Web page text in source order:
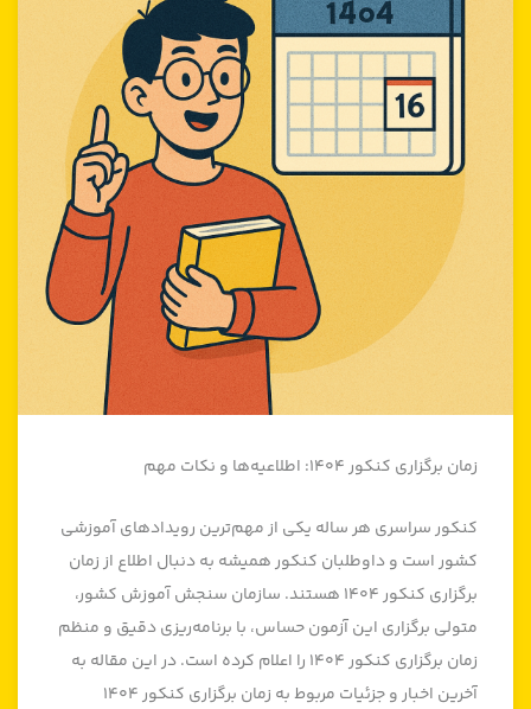
زمان برگزاری کنکور ۱۴۰۴: اطلاعیه‌ها و نکات مهم
کنکور سراسری هر ساله یکی از مهم‌ترین رویدادهای آموزشی
کشور است و داوطلبان کنکور همیشه به دنبال اطلاع از زمان
برگزاری کنکور ۱۴۰۴ هستند. سازمان سنجش آموزش کشور،
متولی برگزاری این آزمون حساس، با برنامه‌ریزی دقیق و منظم
زمان برگزاری کنکور ۱۴۰۴ را اعلام کرده است. در این مقاله به
آخرین اخبار و جزئیات مربوط به زمان برگزاری کنکور ۱۴۰۴